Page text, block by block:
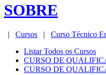
SOBRE
| Cursos | Curso Técnico
Listar Todos os Cursos
CURSO DE
CURSO DE